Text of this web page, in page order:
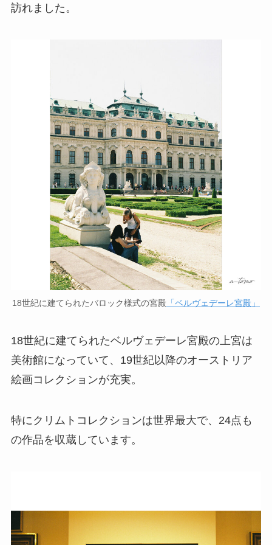
訪れました。
18世紀に建てられたバロック様式の宮殿 「ベルヴェデーレ宮殿」
18世紀に建てられたベルヴェデーレ宮殿の上宮は
美術館になっていて、19世紀以降のオーストリア
絵画コレクションが充実。
特にクリムトコレクションは世界最大で、24点も
の作品を収蔵しています。